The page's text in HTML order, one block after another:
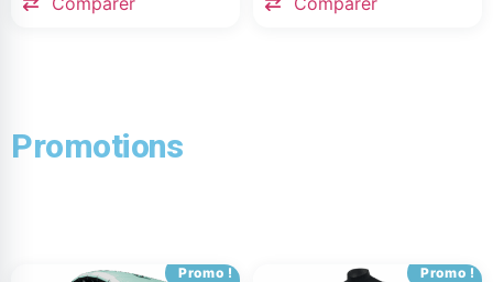
Promotions
Promo ! Promo !